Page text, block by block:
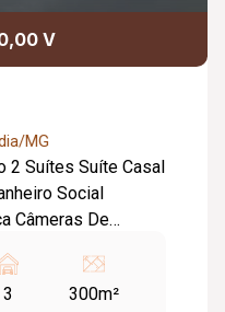
V
MG
2 Suítes Suíte Casal
Social
Câmeras De
3
300m²